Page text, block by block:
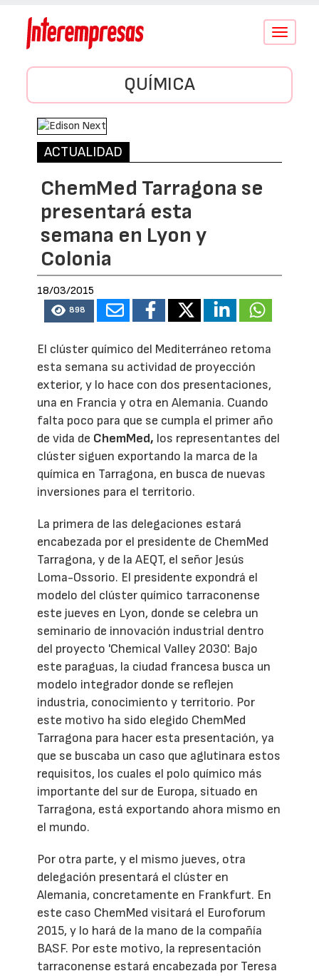
Conmutar
QUÍMICA
ACTUALIDAD
ChemMed Tarragona se
presentará esta
semana en Lyon y
Colonia
18/03/2015
898
El clúster químico del Mediterráneo retoma
esta semana su actividad de proyección
exterior, y lo hace con dos presentaciones,
una en Francia y otra en Alemania. Cuando
falta poco para que se cumpla el primer año
de vida de ChemMed, los representantes del
clúster siguen exportando la marca de la
química en Tarragona, en busca de nuevas
inversiones para el territorio.
La primera de las delegaciones estará
encabezada por el presidente de ChemMed
Tarragona, y de la AEQT, el señor Jesús
Loma-Ossorio. El presidente expondrá el
modelo del clúster químico tarraconense
este jueves en Lyon, donde se celebra un
seminario de innovación industrial dentro
del proyecto 'Chemical Valley 2030'. Bajo
este paraguas, la ciudad francesa busca un
modelo integrador donde se reflejen
industria, conocimiento y territorio. Por
este motivo ha sido elegido ChemMed
Tarragona para hacer esta presentación, ya
que se buscaba un caso que aglutinara estos
requisitos, los cuales el polo químico más
importante del sur de Europa, situado en
Tarragona, está exportando ahora mismo en
el mundo.
Por otra parte, y el mismo jueves, otra
delegación presentará el clúster en
Alemania, concretamente en Frankfurt. En
este caso ChemMed visitará el Euroforum
2015, y lo hará de la mano de la compañía
BASF. Por este motivo, la representación
tarraconense estará encabezada por Teresa